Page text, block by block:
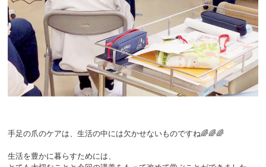
手足の爪のケアは、生活の中には欠かせないものですね🌈🌈🌈
生活を豊かに暮らすためには、